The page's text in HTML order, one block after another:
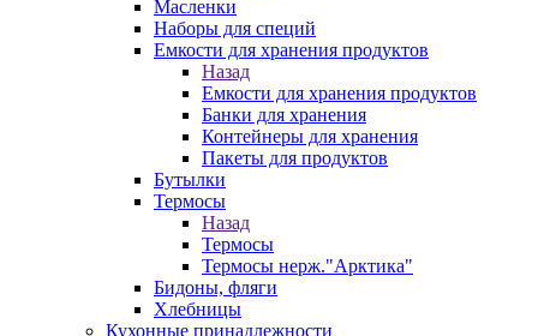
Масленки
Наборы для специй
Емкости для хранения продуктов
Назад
Емкости для хранения продуктов
Банки для хранения
Контейнеры для хранения
Пакеты для продуктов
Бутылки
Термосы
Назад
Термосы
Термосы нерж."Арктика"
Бидоны, фляги
Хлебницы
Кухонные принадлежности